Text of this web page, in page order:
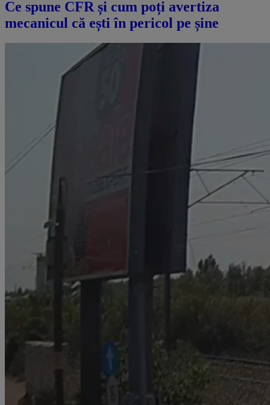
Ce spune CFR și cum poți avertiza
mecanicul că ești în pericol pe șine